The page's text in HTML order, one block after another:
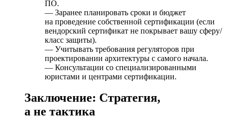
ПО.
— Заранее планировать сроки и бюджет
на проведение собственной сертификации (если
вендорский сертификат не покрывает вашу сферу/
класс защиты).
— Учитывать требования регуляторов при
проектировании архитектуры с самого начала.
— Консультации со специализированными
юристами и центрами сертификации.
Заключение: Стратегия,
а не тактика